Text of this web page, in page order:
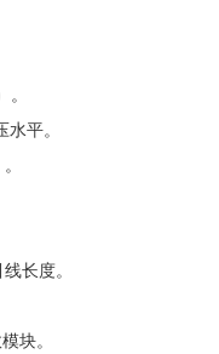
平。
长度。
块。